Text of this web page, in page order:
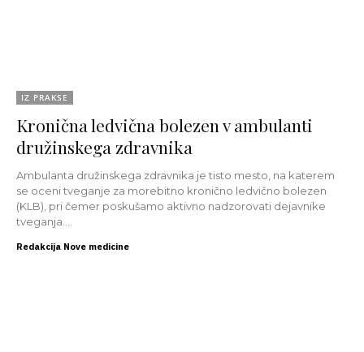
IZ PRAKSE
Kronična ledvična bolezen v ambulanti
družinskega zdravnika
Ambulanta družinskega zdravnika je tisto mesto, na katerem
se oceni tveganje za morebitno kronično ledvično bolezen
(KLB), pri čemer poskušamo aktivno nadzorovati dejavnike
tveganja....
Redakcija Nove medicine